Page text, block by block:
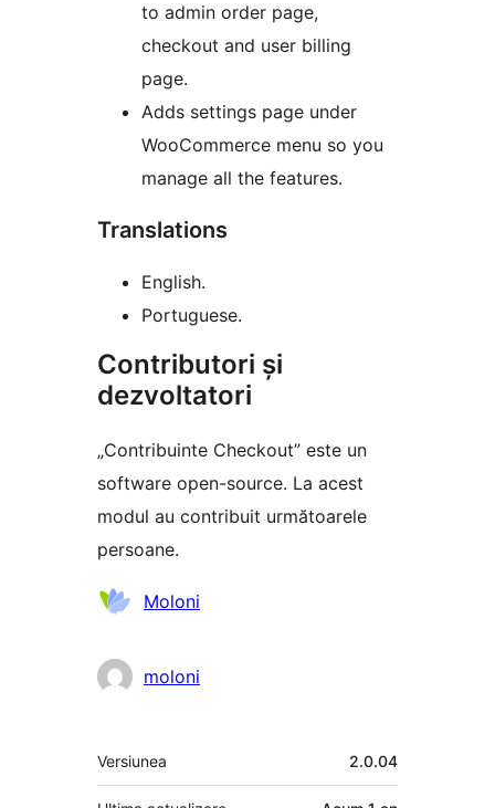
to admin order page,
checkout and user billing
page.
Adds settings page under
WooCommerce menu so you
manage all the features.
Translations
English.
Portuguese.
Contributori și
dezvoltatori
„Contribuinte Checkout” este un
software open-source. La acest
modul au contribuit următoarele
persoane.
Contributori
Moloni
moloni
Meta
Versiunea 2.0.04